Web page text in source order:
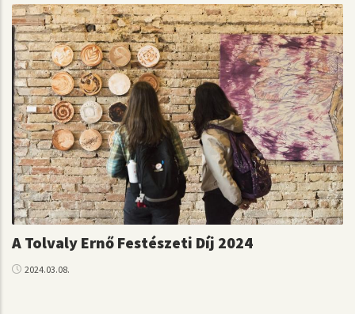
A Tolvaly Ernő Festészeti Díj 2024
2024.03.08.